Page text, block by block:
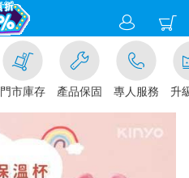
門市庫存 產品保固 專人服務 升